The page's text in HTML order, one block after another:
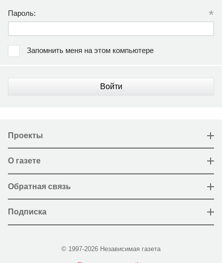
Пароль: *
Запомнить меня на этом компьютере
Войти
Проекты
О газете
Обратная связь
Подписка
© 1997-2026 Независимая газета